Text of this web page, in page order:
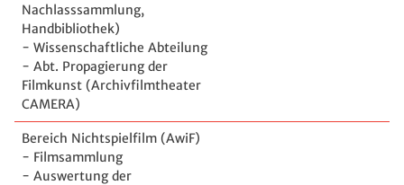
Nachlasssammlung,
Handbibliothek)
- Wissenschaftliche Abteilung
- Abt. Propagierung der
Filmkunst (Archivfilmtheater
CAMERA)
Bereich Nichtspielfilm (AwiF)
- Filmsammlung
- Auswertung der